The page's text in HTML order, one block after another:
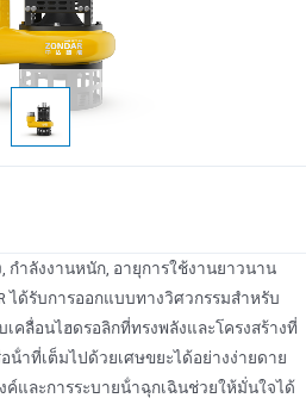
, กําลังงานหนัก, อายุการใช้งานยาวนาน
ได้รับการออกแบบทางวิศวกรรมสําหรับ
คลื่อนไฮดรอลิกที่ทรงพลังและโครงสร้างที่
าที่เต็มไปด้วยเศษขยะได้อย่างง่ายดาย
ค์และการระบายน้ําฉุกเฉินช่วยให้มั่นใจได้